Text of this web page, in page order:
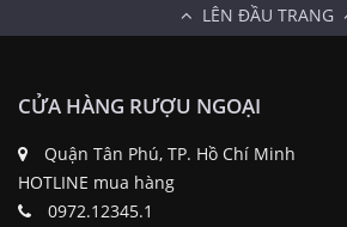
LÊN ĐẦU TRANG
CỬA HÀNG RƯỢU NGOẠI
Quận Tân Phú, TP. Hồ Chí Minh
HOTLINE mua hàng
0972.12345.1